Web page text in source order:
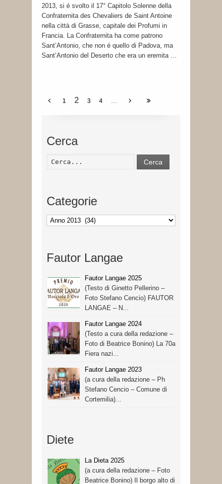
2013, si é svolto il 17° Capitolo Solenne della
Confraternita des Chevaliers de Saint Antoine
nella città di Grasse, capitale dei Profumi in
Francia. La Confraternita ha come patrono
Sant’Antonio, che non é quello di Padova, ma
Sant’Antonio del Deserto che era un eremita …
1 2 3 4 ...
Cerca
Cerca
Categorie
Categorie
Fautor Langae
Fautor Langae 2025
(Testo di Ginetto Pellerino –
Foto Stefano Cencio) FAUTOR
LANGAE – N...
Fautor Langae 2024
(Testo a cura della redazione –
Foto di Beatrice Bonino) La 70a
Fiera nazi...
Fautor Langae 2023
(a cura della redazione – Ph
Stefano Cencio – Comune di
Cortemilia)...
Diete
La Dieta 2025
(a cura della redazione – Foto
Beatrice Bonino) Il borgo alto di